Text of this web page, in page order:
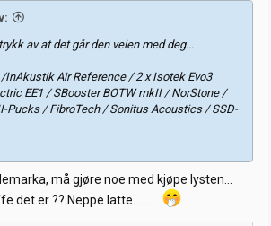
av at det går den veien med deg...
InAkustik Air Reference / 2 x Isotek Evo3
EE1 / SBooster BOTW mkII / NorStone /
Pucks / FibroTech / Sonitus Acoustics / SSD-
må gjøre noe med kjøpe lysten...
det er ?? Neppe latte..........